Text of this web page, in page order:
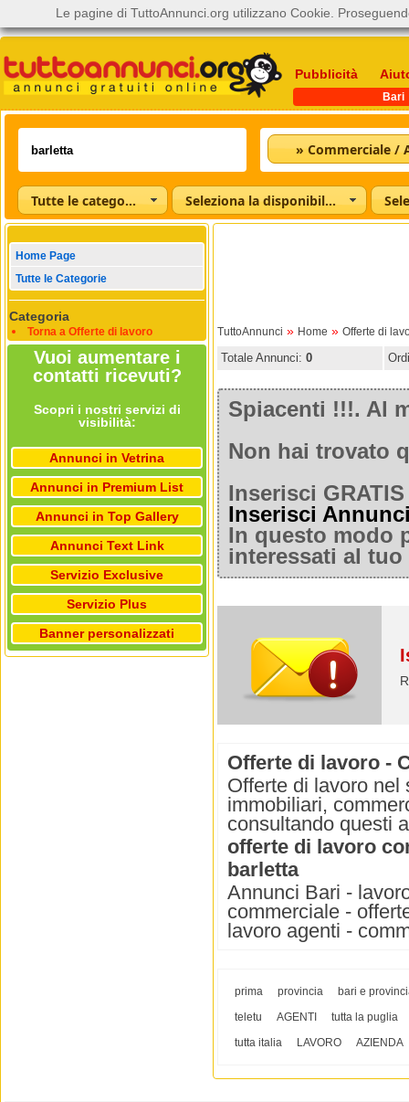
Pubblicità
Bari
» Commerciale /
Tutte le categorie Seleziona la disponibilità
Home Page
Tutte le Categorie
Categoria
Torna a Offerte di lavoro
Vuoi aumentare i
contatti ricevuti?
Scopri i nostri servizi di
visibilità:
Annunci in Vetrina
Annunci in Premium List
Annunci in Top Gallery
Annunci Text Link
Servizio Exclusive
Servizio Plus
Banner personalizzati
TuttoAnnunci » Home » Offerte di
Totale Annunci: 0
Spiacenti !!!. Al
Non hai trovato
Inserisci
Inserisci
In questo modo
interessati al
Offerte di lavoro -
Offerte di lavoro nel
immobiliari,
consultando questi
offerte di lavoro
barletta
Annunci Bari -
commerciale -
lavoro agenti -
prima provincia
bari e
teletu
AGENTI
tutta la puglia
tutta italia
LAVORO AZIENDA
Le pagine di TuttoAnnunci.org utilizzano Cookie.